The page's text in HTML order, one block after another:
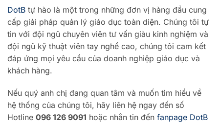
DotB tự hào là một trong những đơn vị hàng đầu cung
cấp giải pháp quản lý giáo dục toàn diện. Chúng tôi tự
tin với đội ngũ chuyên viên tư vấn giàu kinh nghiệm và
đội ngũ kỹ thuật viên tay nghề cao, chúng tôi cam kết
đáp ứng mọi yêu cầu của doanh nghiệp giáo dục và
khách hàng.
Nếu quý anh chị đang quan tâm và muốn tìm hiểu về
hệ thống của chúng tôi, hãy liên hệ ngay đến số
Hotline 096 126 9091 hoặc nhắn tin đến fanpage DotB